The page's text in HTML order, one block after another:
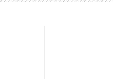
해자 기림의 날 참석..."국제
해루질 중 실종 60대 나흘만